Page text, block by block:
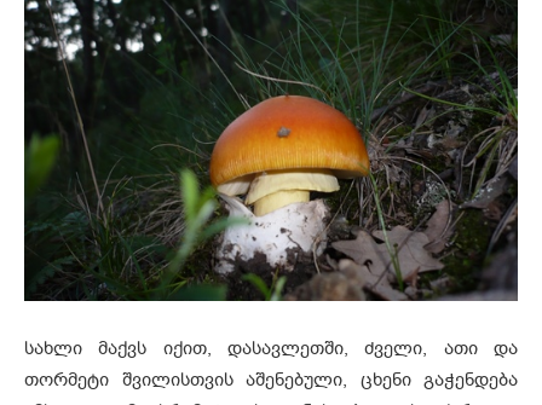
სახლი მაქვს იქით, დასავლეთში, ძველი, ათი და
თორმეტი შვილისთვის აშენებული, ცხენი გაჭენდება